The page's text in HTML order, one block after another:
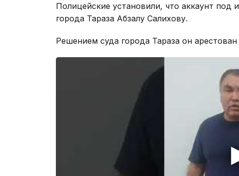
Полицейские установили, что аккаунт
города Тараза Абзалу Салихову.
Решением суда города Тараза он